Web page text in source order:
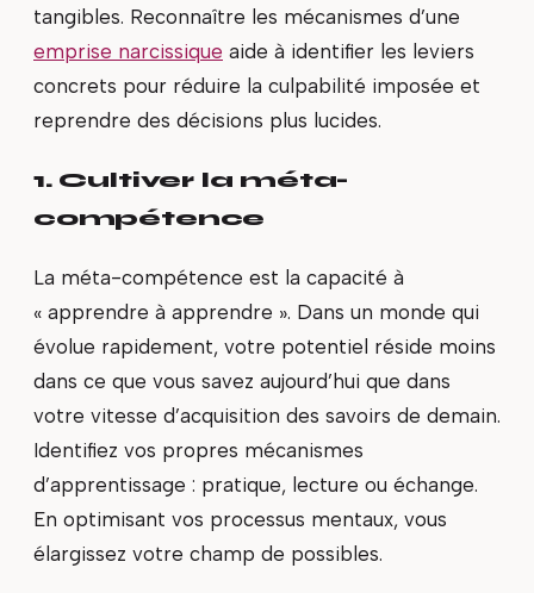
tangibles. Reconnaître les mécanismes d’une
emprise narcissique aide à identifier les leviers
concrets pour réduire la culpabilité imposée et
reprendre des décisions plus lucides.
1. Cultiver la méta-
compétence
La méta-compétence est la capacité à
« apprendre à apprendre ». Dans un monde qui
évolue rapidement, votre potentiel réside moins
dans ce que vous savez aujourd’hui que dans
votre vitesse d’acquisition des savoirs de demain.
Identifiez vos propres mécanismes
d’apprentissage : pratique, lecture ou échange.
En optimisant vos processus mentaux, vous
élargissez votre champ de possibles.